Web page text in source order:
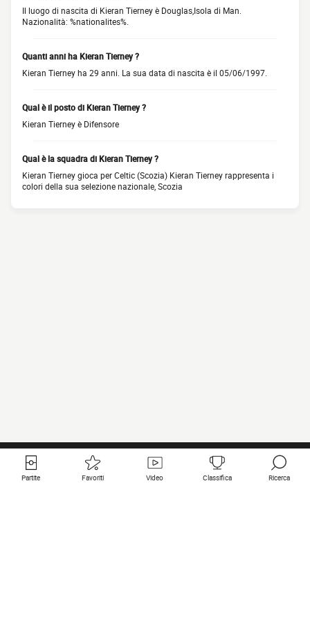
Il luogo di nascita di Kieran Tierney è Douglas,Isola di Man.
Nazionalità: %nationalites%.
Quanti anni ha Kieran Tierney ?
Kieran Tierney ha 29 anni. La sua data di nascita è il 05/06/1997.
Qual è il posto di Kieran Tierney ?
Kieran Tierney è Difensore
Qual è la squadra di Kieran Tierney ?
Kieran Tierney gioca per Celtic (Scozia) Kieran Tierney rappresenta i
colori della sua selezione nazionale, Scozia
Partite Favoriti Video Classifica Ricerca